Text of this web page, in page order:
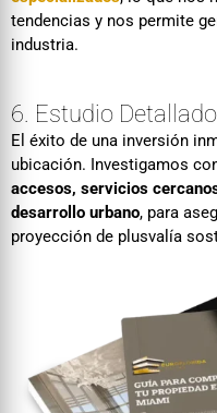
tendencias y nos permite
industria.
6. Estudio
El éxito de una inversión
ubicación. Investigamos
accesos, servicios
desarrollo urbano, para
proyección de plusvalía